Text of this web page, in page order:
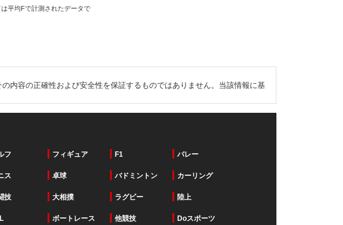
平均Fで計測されたデータで
内容の正確性および安全性を保証するものではありません。当該情報に基
フ フィギュア F1 バレー
ス 卓球 バドミントン カーリング
技 大相撲 ラグビー 陸上
ボートレース 他競技 Doスポーツ